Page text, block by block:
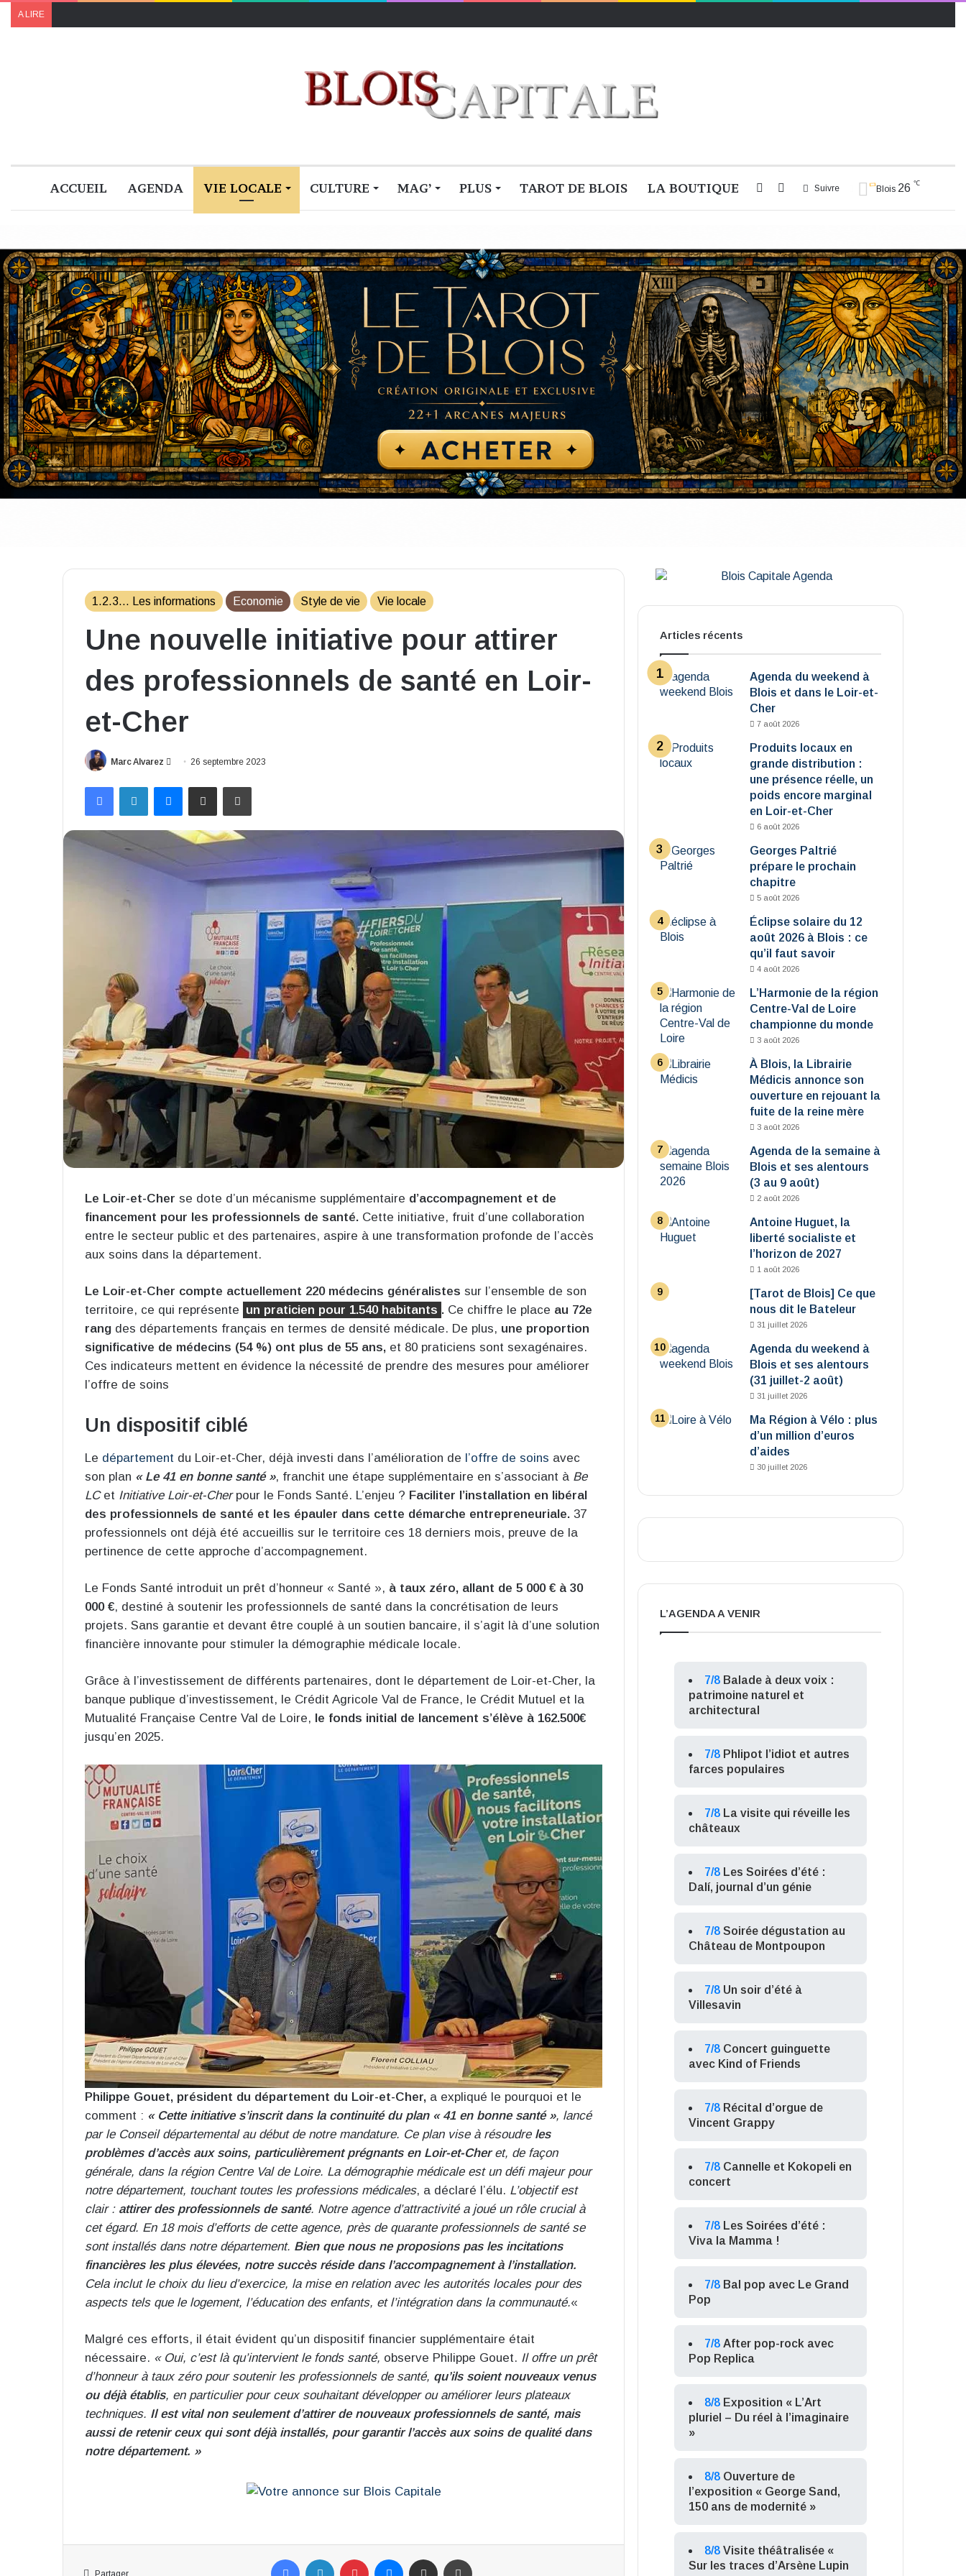
A LIRE
ACCUEIL AGENDA VIE LOCALE CULTURE MAG’ PLUS TAROT DE BLOIS LA BOUTIQUE Blois 26 ℃
Suivre
Switch
Rechercher
1.2.3... Les informations Economie Style de vie Vie locale
Une nouvelle initiative pour attirer
des professionnels de santé en Loir-
et-Cher
Marc Alvarez
Envoyer
courriel
26 septembre 2023
FacebookLinkedinMessenger
Partager par email Imprimer
Le Loir-et-Cher se dote d’un mécanisme supplémentaire d’accompagnement et de
financement pour les professionnels de santé. Cette initiative, fruit d’une collaboration
entre le secteur public et des partenaires, aspire à une transformation profonde de l’accès
aux soins dans la département.
Le Loir-et-Cher compte actuellement 220 médecins généralistes sur l’ensemble de son
territoire, ce qui représente un praticien pour 1.540 habitants .Ce chiffre le place au 72e
rang des départements français en termes de densité médicale. De plus, une proportion
significative de médecins (54 %) ont plus de 55 ans, et 80 praticiens sont sexagénaires.
Ces indicateurs mettent en évidence la nécessité de prendre des mesures pour améliorer
l’offre de soins
Un dispositif ciblé
Le département du Loir-et-Cher, déjà investi dans l’amélioration de l’offre de soins avec
son plan « Le 41 en bonne santé », franchit une étape supplémentaire en s’associant à Be
LCet Initiative Loir-et-Cherpour le Fonds Santé. L’enjeu ? Faciliter l’installation en libéral
des professionnels de santé et les épauler dans cette démarche entrepreneuriale. 37
professionnels ont déjà été accueillis sur le territoire ces 18 derniers mois, preuve de la
pertinence de cette approche d’accompagnement.
Le Fonds Santé introduit un prêt d’honneur « Santé », à taux zéro, allant de 5 000 € à 30
000 €, destiné à soutenir les professionnels de santé dans la concrétisation de leurs
projets. Sans garantie et devant être couplé à un soutien bancaire, il s’agit là d’une solution
financière innovante pour stimuler la démographie médicale locale.
Grâce à l’investissement de différents partenaires, dont le département de Loir-et-Cher, la
banque publique d’investissement, le Crédit Agricole Val de France, le Crédit Mutuel et la
Mutualité Française Centre Val de Loire, le fonds initial de lancement s’élève à 162.500€
jusqu’en 2025.
Philippe Gouet, président du département du Loir-et-Cher, a expliqué le pourquoi et le
comment : « Cette initiative s’inscrit dans la continuité du plan « 41 en bonne santé », lancé
par le Conseil départemental au début de notre mandature. Ce plan vise à résoudre les
problèmes d’accès aux soins, particulièrement prégnants en Loir-et-Cheret, de façon
générale, dans la région Centre Val de Loire. La démographie médicale est un défi majeur pour
notre département, touchant toutes les professions médicales, a déclaré l’élu. L’objectif est
clair : attirer des professionnels de santé. Notre agence d’attractivité a joué un rôle crucial à
cet égard. En 18 mois d’efforts de cette agence, près de quarante professionnels de santé se
sont installés dans notre département. Bien que nous ne proposions pas les incitations
financières les plus élevées, notre succès réside dans l’accompagnement à l’installation.
Cela inclut le choix du lieu d’exercice, la mise en relation avec les autorités locales pour des
aspects tels que le logement, l’éducation des enfants, et l’intégration dans la communauté.«
Malgré ces efforts, il était évident qu’un dispositif financier supplémentaire était
nécessaire. « Oui, c’est là qu’intervient le fonds santé, observe Philippe Gouet. Il offre un prêt
d’honneur à taux zéro pour soutenir les professionnels de santé, qu’ils soient nouveaux venus
ou déjà établis, en particulier pour ceux souhaitant développer ou améliorer leurs plateaux
techniques. Il est vital non seulement d’attirer de nouveaux professionnels de santé, mais
aussi de retenir ceux qui sont déjà installés, pour garantir l’accès aux soins de qualité dans
notre département. »
FacebookLinkedin PinterestMessenger
Partager par email
Articles récents
Agenda du weekend à
Blois et dans le Loir-et-
Cher
7 août 2026
Produits locaux en
grande distribution :
une présence réelle, un
poids encore marginal
en Loir-et-Cher
6 août 2026
Georges Paltrié
prépare le prochain
chapitre
5 août 2026
Éclipse solaire du 12
août 2026 à Blois : ce
qu’il faut savoir
4 août 2026
L’Harmonie de la région
Centre-Val de Loire
championne du monde
3 août 2026
À Blois, la Librairie
Médicis annonce son
ouverture en rejouant la
fuite de la reine mère
3 août 2026
Agenda de la semaine à
Blois et ses alentours
(3 au 9 août)
2 août 2026
Antoine Huguet, la
liberté socialiste et
l’horizon de 2027
1 août 2026
[Tarot de Blois] Ce que
nous dit le Bateleur
31 juillet 2026
Agenda du weekend à
Blois et ses alentours
(31 juillet-2 août)
31 juillet 2026
Ma Région à Vélo : plus
d’un million d’euros
d’aides
30 juillet 2026
L’AGENDA A VENIR
7/8 Balade à deux voix :
patrimoine naturel et
architectural
7/8 Phlipot l’idiot et autres
farces populaires
7/8 La visite qui réveille les
châteaux
7/8 Les Soirées d’été :
Dalí, journal d’un génie
7/8 Soirée dégustation au
Château de Montpoupon
7/8 Un soir d’été à
Villesavin
7/8 Concert guinguette
avec Kind of Friends
7/8 Récital d’orgue de
Vincent Grappy
7/8 Cannelle et Kokopeli en
concert
7/8 Les Soirées d’été :
Viva la Mamma !
7/8 Bal pop avec Le Grand
Pop
7/8 After pop-rock avec
Pop Replica
8/8 Exposition « L’Art
pluriel – Du réel à l’imaginaire
»
8/8 Ouverture de
l’exposition « George Sand,
150 ans de modernité »
8/8 Visite théâtralisée «
Sur les traces d’Arsène Lupin